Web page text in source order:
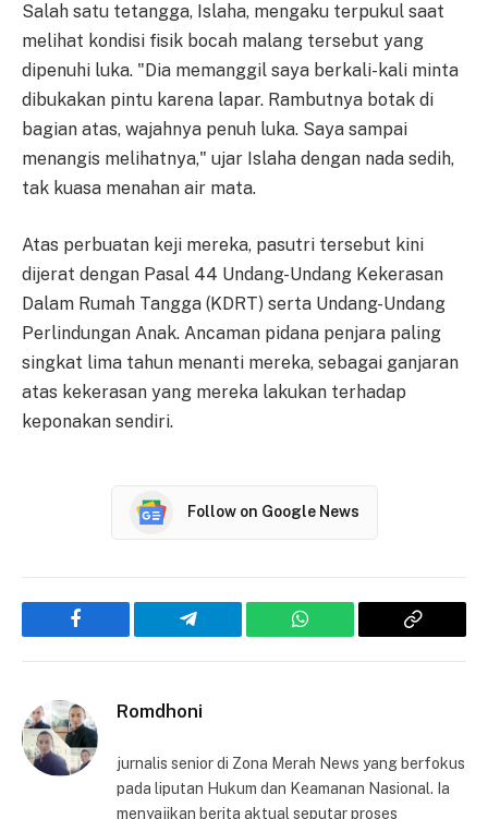
Salah satu tetangga, Islaha, mengaku terpukul saat
melihat kondisi fisik bocah malang tersebut yang
dipenuhi luka. "Dia memanggil saya berkali-kali minta
dibukakan pintu karena lapar. Rambutnya botak di
bagian atas, wajahnya penuh luka. Saya sampai
menangis melihatnya," ujar Islaha dengan nada sedih,
tak kuasa menahan air mata.
Atas perbuatan keji mereka, pasutri tersebut kini
dijerat dengan Pasal 44 Undang-Undang Kekerasan
Dalam Rumah Tangga (KDRT) serta Undang-Undang
Perlindungan Anak. Ancaman pidana penjara paling
singkat lima tahun menanti mereka, sebagai ganjaran
atas kekerasan yang mereka lakukan terhadap
keponakan sendiri.
Follow on Google News
Facebook Telegram WhatsApp
Copy
Romdhoni
jurnalis senior di Zona Merah News yang berfokus
pada liputan Hukum dan Keamanan Nasional. Ia
menyajikan berita aktual seputar proses